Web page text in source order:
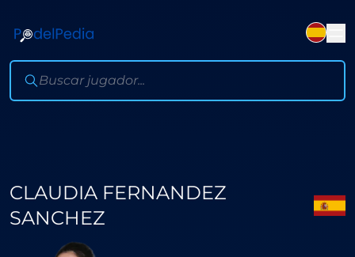
CLAUDIA FERNANDEZ
SANCHEZ